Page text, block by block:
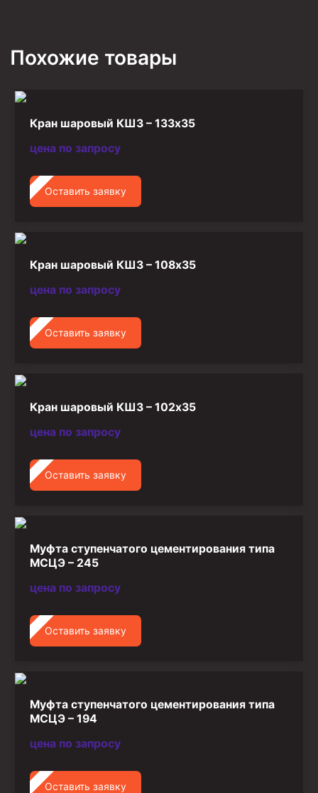
Фрезеры кольцевые
Метчики ловильные
Колокола ловильные
Быстроразъёмные соединения (БРС)
Рукава буровые
Стропы канатные
Стропы текстильные
Канаты стальные
Элементы линии обвязки
Похожие товары
Кран шаровый КШЗ – 133х35
цена по запросу
Оставить заявку
Кран шаровый КШЗ – 108х35
цена по запросу
Оставить заявку
Кран шаровый КШЗ – 102х35
цена по запросу
Оставить заявку
Муфта ступенчатого цементирования типа
МСЦЭ – 245
цена по запросу
Оставить заявку
Муфта ступенчатого цементирования типа
МСЦЭ – 194
цена по запросу
Оставить заявку